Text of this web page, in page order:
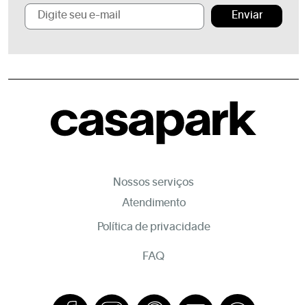
Enviar
Nossos serviços
Atendimento
Política de privacidade
FAQ